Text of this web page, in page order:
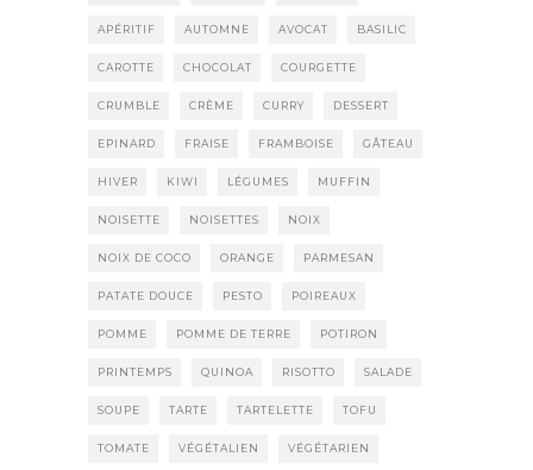
APÉRITIF AUTOMNE AVOCAT BASILIC
CAROTTE CHOCOLAT COURGETTE
CRUMBLE CRÈME CURRY DESSERT
EPINARD FRAISE FRAMBOISE GÂTEAU
HIVER KIWI LÉGUMES MUFFIN
NOISETTE NOISETTES NOIX
NOIX DE COCO ORANGE PARMESAN
PATATE DOUCE PESTO POIREAUX
POMME POMME DE TERRE POTIRON
PRINTEMPS QUINOA RISOTTO SALADE
SOUPE TARTE TARTELETTE TOFU
TOMATE VÉGÉTALIEN VÉGÉTARIEN